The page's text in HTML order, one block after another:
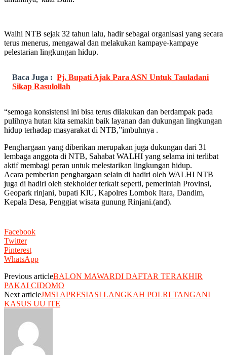
Walhi NTB sejak 32 tahun lalu, hadir sebagai organisasi yang secara
terus menerus, mengawal dan melakukan kampaye-kampaye
pelestarian lingkungan hidup.
Baca Juga : Pj. Bupati Ajak Para ASN Untuk Tauladani
Sikap Rasulollah
“semoga konsistensi ini bisa terus dilakukan dan berdampak pada
pulihnya hutan kita semakin baik layanan dan dukungan lingkungan
hidup terhadap masyarakat di NTB,”imbuhnya .
Penghargaan yang diberikan merupakan juga dukungan dari 31
lembaga anggota di NTB, Sahabat WALHI yang selama ini terlibat
aktif membagi peran untuk melestarikan lingkungan hidup.
Acara pemberian penghargaan selain di hadiri oleh WALHI NTB
juga di hadiri oleh stekholder terkait seperti, pemerintah Provinsi,
Geopark rinjani, bupati KlU, Kapolres Lombok Itara, Dandim,
Kepala Desa, Penggiat wisata gunung Rinjani.(and).
Facebook
Twitter
Pinterest
WhatsApp
Previous articleBALON MAWARDI DAFTAR TERAKHIR
PAKAI CIDOMO
Next articleJMSI APRESIASI LANGKAH POLRI TANGANI
KASUS UU ITE